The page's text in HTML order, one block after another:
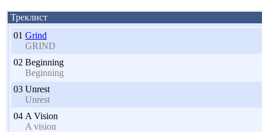
Треклист
01 Grind
GRIND
02 Beginning
Beginning
03 Unrest
Unrest
04 A Vision
A vision